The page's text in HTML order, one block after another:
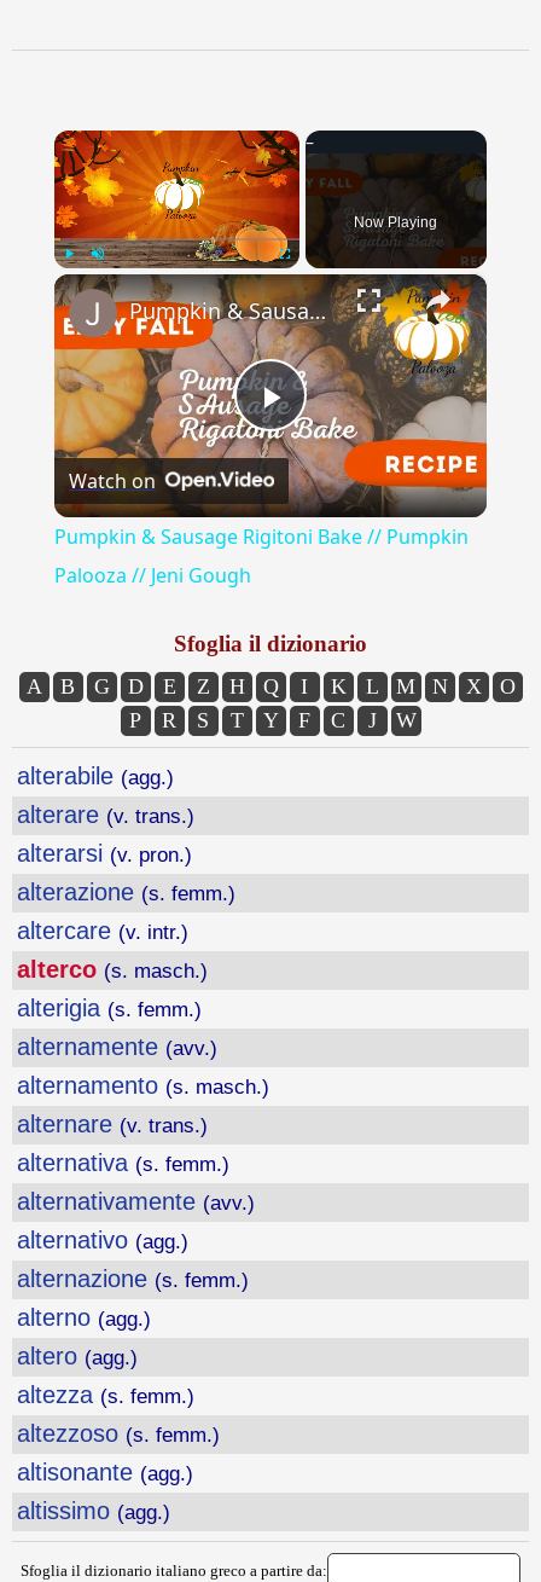
×
Play Unmute
Now Playing
×
Play
Video
Pumpkin & Sausage Rigitoni Bake // Pumpkin Palooza // Jeni Gough
Watch on
Pumpkin & Sausage Rigitoni Bake // Pumpkin
Palooza // Jeni Gough
Sfoglia il dizionario
A B G D E Z H Q I K L M N X
O
P
R S T Y F C J W
alterabile (agg.)
alterare (v. trans.)
alterarsi (v. pron.)
alterazione (s. femm.)
altercare (v. intr.)
alterco (s. masch.)
alterigia (s. femm.)
alternamente (avv.)
alternamento (s. masch.)
alternare (v. trans.)
alternativa (s. femm.)
alternativamente (avv.)
alternativo (agg.)
alternazione (s. femm.)
alterno (agg.)
altero (agg.)
altezza (s. femm.)
altezzoso (s. femm.)
altisonante (agg.)
altissimo (agg.)
Sfoglia il dizionario italiano greco a partire da: